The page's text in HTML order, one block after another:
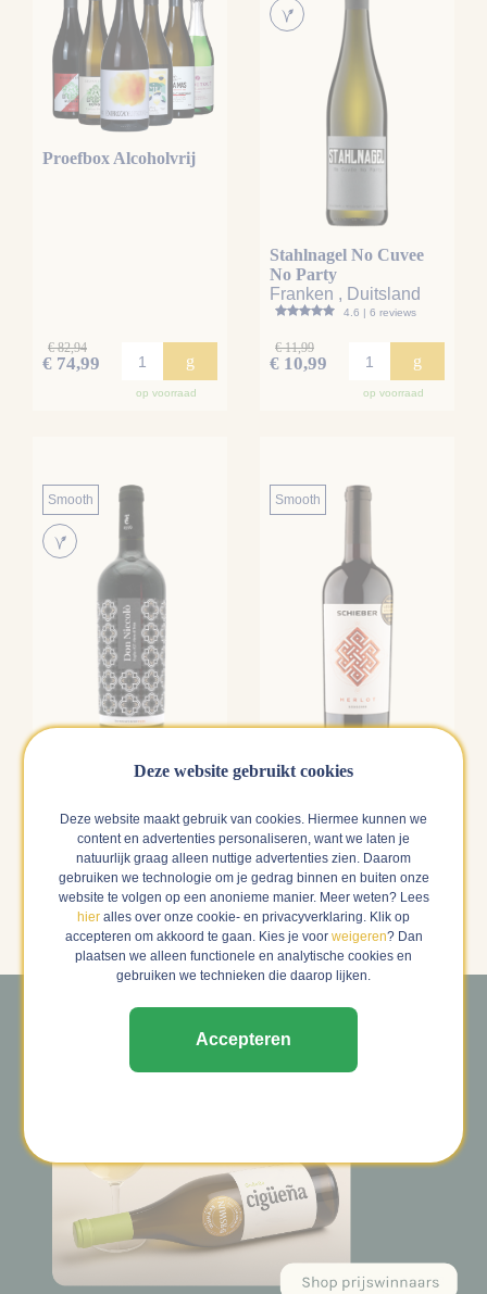
Proefbox Alcoholvrij
€ 82,94
€ 74,99 g
op voorraad
Stahlnagel No Cuvee
No Party
Franken , Duitsland
4.6 | 6 reviews
€ 11,99
€ 10,99 g
op voorraad
Smooth
Don Nicollo Nero Di
Puglia , Italië
€ 10,49
€ 9,49 g
op voorraad
Smooth
Schieber Merlot
€ 8,99
€ 7,99 g
1 op voorraad
Deze website gebruikt cookies
Deze website maakt gebruik van cookies. Hiermee kunnen we
content en advertenties personaliseren, want we laten je
natuurlijk graag alleen nuttige advertenties zien. Daarom
gebruiken we technologie om je gedrag binnen en buiten onze
website te volgen op een anonieme manier. Meer weten? Lees
hier alles over onze cookie- en privacyverklaring. Klik op
accepteren om akkoord te gaan. Kies je voor weigeren? Dan
plaatsen we alleen functionele en analytische cookies en
gebruiken we technieken die daarop lijken.
Accepteren